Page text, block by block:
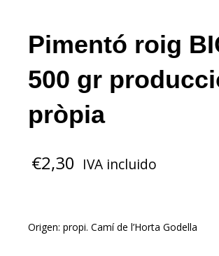
Pimentó roig
500 gr
pròpia
€2,30 IVA incluido
Origen: propi. Camí de l’Horta Godella